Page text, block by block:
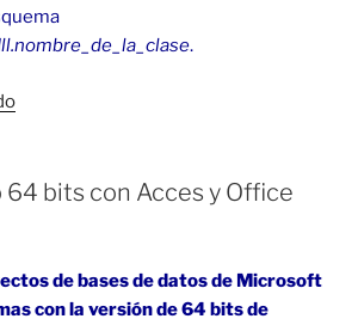
.
«Atributos
directiva
ASP
64 bits con Acces y Office
de bases de datos de Microsoft
con la versión de 64 bitsde